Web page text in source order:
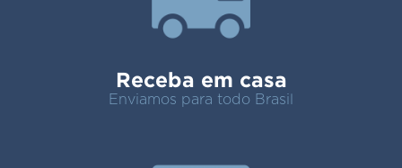
Receba em casa
Enviamos para todo Brasil